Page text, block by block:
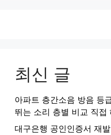
최신 글
아파트 층간소음 방음 등
뛰는 소리 층별 비교 직접
대구은행 공인인증서 재